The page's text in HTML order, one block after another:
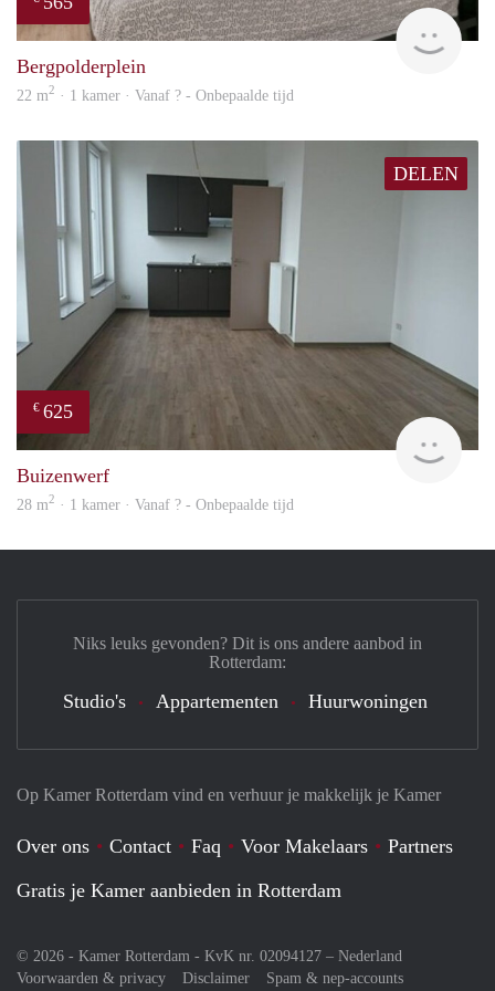
Bergpolderplein
22 m2 · 1 kamer · Vanaf ? - Onbepaalde tijd
DELEN
€ 625
Buizenwerf
28 m2 · 1 kamer · Vanaf ? - Onbepaalde tijd
Op Kamer Rotterdam vind en verhuur je makkelijk je Kamer
Over ons Contact Faq Voor Makelaars
Partners
Gratis je Kamer aanbieden in Rotterdam
© 2026 - Kamer Rotterdam - KvK nr. 02094127 – Nederland
Voorwaarden & privacy
Disclaimer Spam & nep-accounts
Niks leuks gevonden? Dit is ons andere aanbod in
Rotterdam:
Studio's Appartementen Huurwoningen